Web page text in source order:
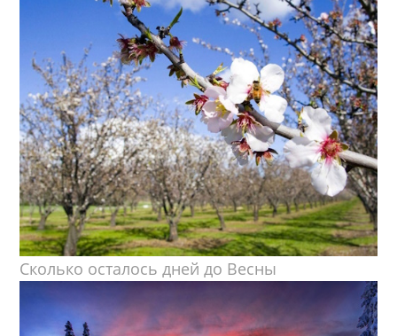
Сколько осталось дней до Весны